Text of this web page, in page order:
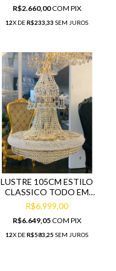
R$2.660,00COM PIX
12X DER$233,33 SEM JUROS
LUSTRE 105CM ESTILO
CLASSICO TODO EM
PINGENTES CRISTAL
R$6.999,00
R$6.649,05COM PIX
12X DER$583,25 SEM JUROS